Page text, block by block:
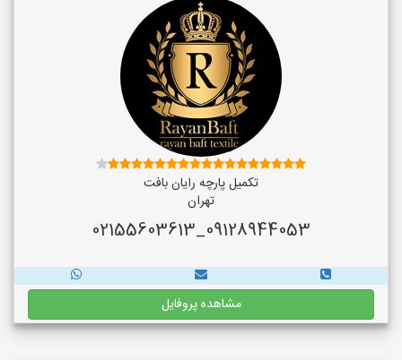
تکمیل پارچه رایان بافت
تهران
09128944053_02155603613
مشاهده پروفایل